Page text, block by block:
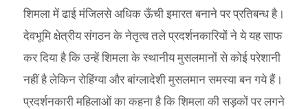
शिमला में ढाई मंजिलसे अधिक ऊँची इमारत बनाने पर प्रतिबन्ध है।
देवभूमि क्षेत्रीय संगठन के नेतृत्व तले प्रदर्शनकारियों ने ये यह साफ
कर दिया है कि उन्हें शिमला के स्थानीय मुसलमानों से कोई परेशानी
नहीं है लेकिन रोहिंग्या और बांग्लादेशी मुसलमान समस्या बन गये हैं।
प्रदर्शनकारी महिलाओं का कहना है कि शिमला की सड़कों पर लगने